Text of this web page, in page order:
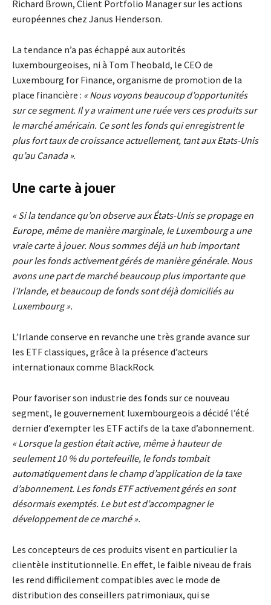
Richard Brown, Client Portfolio Manager sur les actions
européennes chez Janus Henderson.
La tendance n’a pas échappé aux autorités
luxembourgeoises, ni à Tom Theobald, le CEO de
Luxembourg for Finance, organisme de promotion de la
place financière : «Nous voyons beaucoup d’opportunités
sur ce segment. Il y a vraiment une ruée vers ces produits sur
le marché américain. Ce sont les fonds qui enregistrent le
plus fort taux de croissance actuellement, tant aux Etats-Unis
qu’au Canada ».
Une carte à jouer
« Si la tendance qu’on observe aux États-Unis se propage en
Europe, même de manière marginale, le Luxembourg a une
vraie carte à jouer. Nous sommes déjà un hub important
pour les fonds activement gérés de manière générale. Nous
avons une part de marché beaucoup plus importante que
l’Irlande, et beaucoup de fonds sont déjà domiciliés au
Luxembourg ».
L’Irlande conserve en revanche une très grande avance sur
les ETF classiques, grâce à la présence d’acteurs
internationaux comme BlackRock.
Pour favoriser son industrie des fonds sur ce nouveau
segment, le gouvernement luxembourgeois a décidé l’été
dernier d’exempter les ETF actifs de la taxe d’abonnement.
«Lorsque la gestion était active, même à hauteur de
seulement 10 % du portefeuille, le fonds tombait
automatiquement dans le champ d’application de la taxe
d’abonnement. Les fonds ETF activement gérés en sont
désormais exemptés. Le but est d’accompagner le
développement de ce marché ».
Les concepteurs de ces produits visent en particulier la
clientèle institutionnelle. En effet, le faible niveau de frais
les rend difficilement compatibles avec le mode de
distribution des conseillers patrimoniaux, qui se